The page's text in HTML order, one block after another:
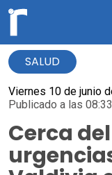
SALUD
Viernes 10 de junio
Publicado a las
Cerca